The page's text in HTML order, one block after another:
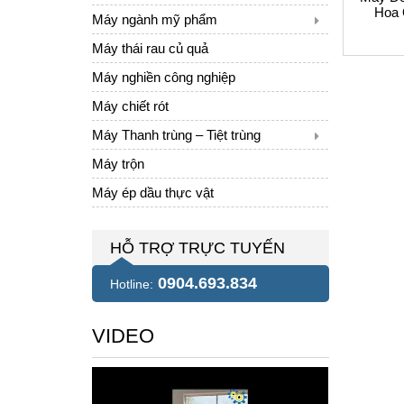
Hoa
Máy ngành mỹ phẩm
Máy thái rau củ quả
Máy nghiền công nghiệp
Máy chiết rót
Máy Thanh trùng – Tiệt trùng
Máy trộn
Máy ép dầu thực vật
HỖ TRỢ TRỰC TUYẾN
Hotline: 0904.693.834
VIDEO